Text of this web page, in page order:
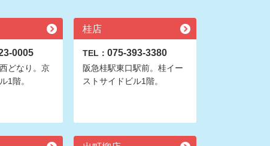
0005
どなり。京
1階。
桂店
TEL： 075-393-3380
阪急桂駅東口駅前。桂イー
ストサイドビル1階。